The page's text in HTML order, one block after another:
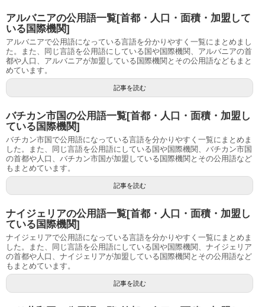
アルバニアの公用語一覧[首都・人口・面積・加盟して
いる国際機関]
アルバニアで公用語になっている言語を分かりやすく一覧にまとめまし
た。また、同じ言語を公用語にしている国や国際機関、アルバニアの首
都や人口、アルバニアが加盟している国際機関とその公用語などもまと
めています。
記事を読む
バチカン市国の公用語一覧[首都・人口・面積・加盟し
ている国際機関]
バチカン市国で公用語になっている言語を分かりやすく一覧にまとめま
した。また、同じ言語を公用語にしている国や国際機関、バチカン市国
の首都や人口、バチカン市国が加盟している国際機関とその公用語など
もまとめています。
記事を読む
ナイジェリアの公用語一覧[首都・人口・面積・加盟し
ている国際機関]
ナイジェリアで公用語になっている言語を分かりやすく一覧にまとめま
した。また、同じ言語を公用語にしている国や国際機関、ナイジェリア
の首都や人口、ナイジェリアが加盟している国際機関とその公用語など
もまとめています。
記事を読む